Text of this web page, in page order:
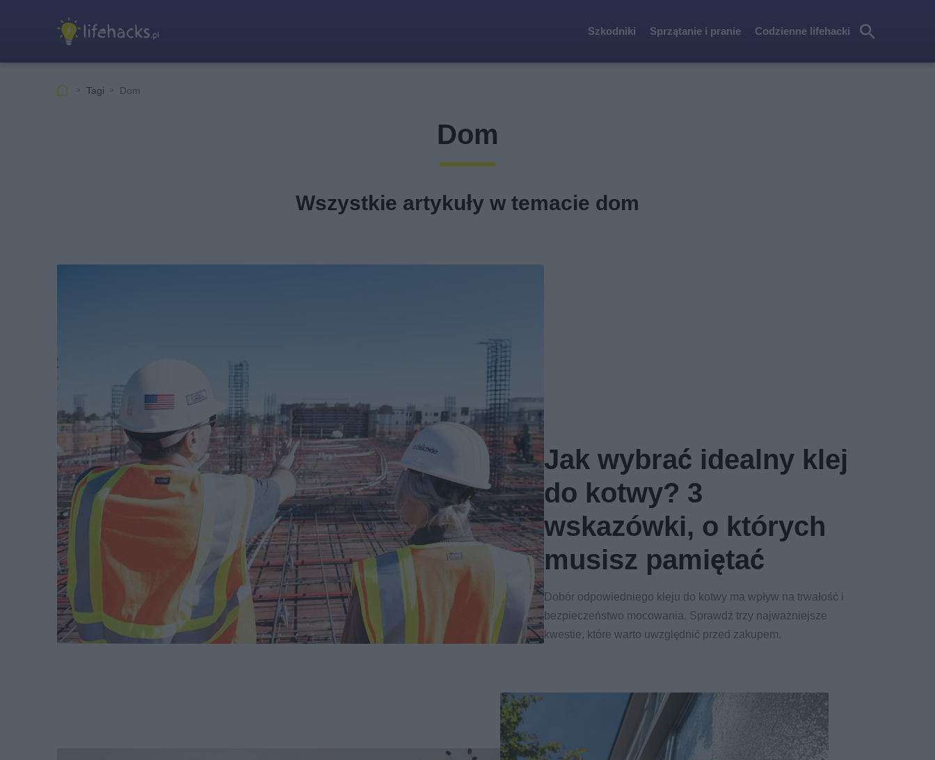
Szkodniki Sprzątanie i pranie Codzienne lifehacki
kaj
Tagi Dom
Dom
Wszystkie artykuły w temacie dom
Jak wybrać idealny klej
do kotwy? 3
wskazówki, o których
musisz pamiętać
Dobór odpowiedniego kleju do kotwy ma wpływ na trwałość i
bezpieczeństwo mocowania. Sprawdź trzy najważniejsze
kwestie, które warto uwzględnić przed zakupem.